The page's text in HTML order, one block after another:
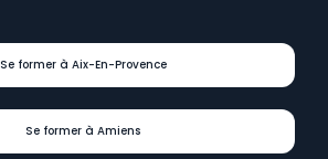
Se former à Aix-En-Provence
Se former à Amiens